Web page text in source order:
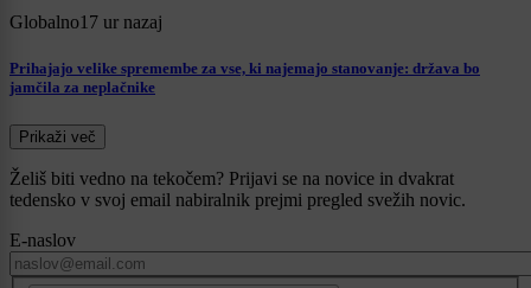
Globalno17 ur nazaj
Prihajajo velike spremembe za vse, ki najemajo stanovanje: država bo
jamčila za neplačnike
Prikaži več
Želiš biti vedno na tekočem? Prijavi se na novice in dvakrat
tedensko v svoj email nabiralnik prejmi pregled svežih novic.
E-naslov